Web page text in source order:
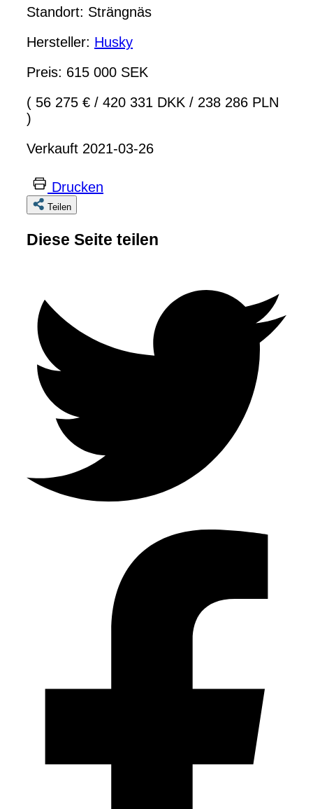
Standort: Strängnäs
Hersteller: Husky
Preis: 615 000 SEK
( 56 275 € / 420 331 DKK / 238 286 PLN
)
Verkauft 2021-03-26
Drucken
Teilen
Diese Seite teilen